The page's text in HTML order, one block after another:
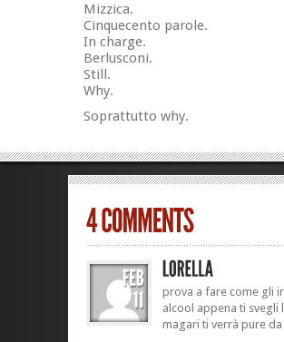
Mizzica.
Cinquecento parole.
In charge.
Berlusconi.
Still.
Why.
Soprattutto why.
prova a fare come gli
alcool appena ti svegli
magari ti verrà pure